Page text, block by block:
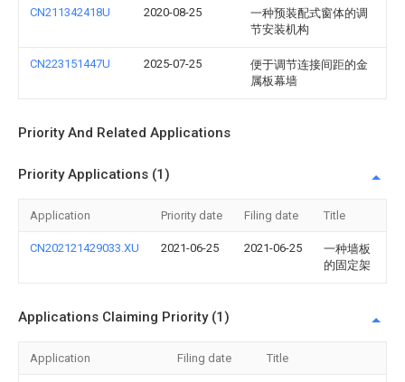
CN211342418U 2020-08-25
一种预装配式窗体的调
节安装机构
CN223151447U 2025-07-25
便于调节连接间距的金
属板幕墙
Priority And Related Applications
Priority Applications (1)
Application Priority date Filing date Title
CN202121429033.XU 2021-06-25 2021-06-25
一种墙板
的固定架
Applications Claiming Priority (1)
Application Filing date Title